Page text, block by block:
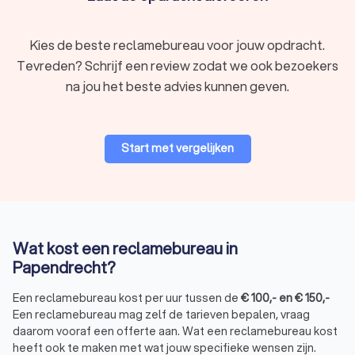
diensten, waaronder:
Belettering en bestickering:ontwerp en plaatsing van
stickers en belettering op voertuigen en ramen.
Buitenreclame:
voor maximale zichtbaarheid.
Marketing en communicatie:strategische campagnes
en communicatieplannen.
Strategie en positionering:een duidelijke groeistrategie
voor je bedrijf.
Website- en app-ontwikkeling:
en mobiele applicaties.
TV- en radioreclame:effectieve campagnes via
traditionele media.
Kies de beste reclamebureau voor jouw opdracht.
Tevreden? Schrijf een review zodat we ook bezoekers
na jou het beste advies kunnen geven.
Start met vergelijken
Wat kost een reclamebureau in
Papendrecht?
Een reclamebureau kost per uur tussen de €100,- en€150,-
Een reclamebureau mag zelf de tarieven bepalen, vraag
daarom vooraf een offerte aan. Wat een reclamebureau kost
heeft ook te maken met wat jouw specifieke wensen zijn.